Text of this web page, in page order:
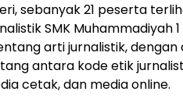
sebanyak 21 peserta
SMK Muhammadiyah
arti jurnalistik,
antara kode etik
cetak, dan media online.